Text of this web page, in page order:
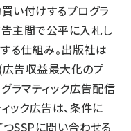
い付けするプログラ
告主間で公平に入札し
る仕組み。出版社は
広告収益最大化のプ
ラマティック広告配信
ック広告は、条件に
SSPに問い合わせる